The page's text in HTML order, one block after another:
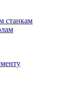
станкам